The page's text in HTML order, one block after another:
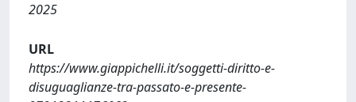
2025
URL
https://www.giappichelli.it/soggetti-diritto-e-
disuguaglianze-tra-passato-e-presente-